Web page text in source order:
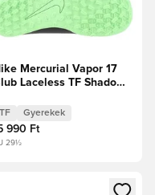
Mercurial Vapor 17
Laceless TF Shadow
TF Gyerekek
990 Ft
29½
vagy a tagként
egy modált a